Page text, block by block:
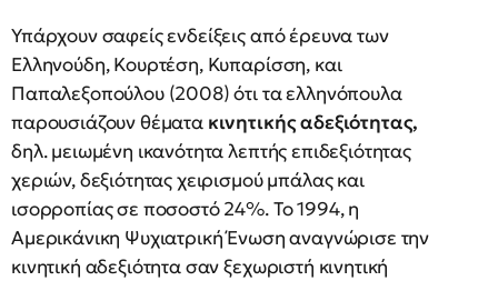
Υπάρχουν σαφείς ενδείξεις από έρευνα των
Ελληνούδη, Κουρτέση, Κυπαρίσση, και
Παπαλεξοπούλου (2008) ότι τα ελληνόπουλα
παρουσιάζουν θέματα κινητικής αδεξιότητας,
δηλ. μειωμένη ικανότητα λεπτής επιδεξιότητας
χεριών, δεξιότητας χειρισμού μπάλας και
ισορροπίας σε ποσοστό 24%. Το 1994, η
Αμερικάνικη Ψυχιατρική Ένωση αναγνώρισε την
κινητική αδεξιότητα σαν ξεχωριστή κινητική